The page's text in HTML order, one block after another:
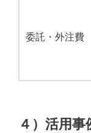
委託・外注費
４）活用